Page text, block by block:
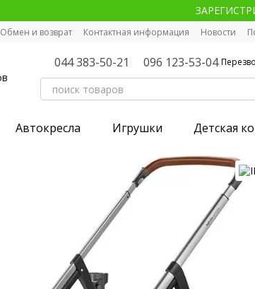
Обмен и возврат Контактная информация Новости
044 383-50-21 096 123-53-04
Автокресла Игрушки Детская